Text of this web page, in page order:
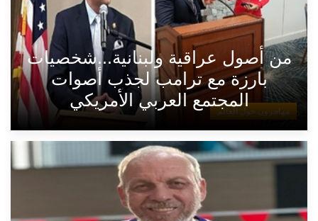
مهاجرون حول العالم
من أصول عراقية ولبنانية...شخصيات
بارزة مع ترامب لجذب أصوات
المجتمع العربي الأمريكي